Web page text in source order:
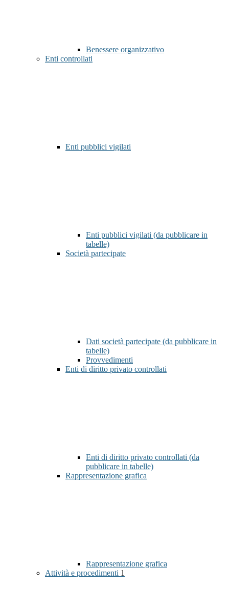
Benessere organizzativo
Enti controllati
Enti pubblici vigilati
Enti pubblici vigilati (da pubblicare in
tabelle)
Società partecipate
Dati società partecipate (da pubblicare in
tabelle)
Provvedimenti
Enti di diritto privato controllati
Enti di diritto privato controllati (da
pubblicare in tabelle)
Rappresentazione grafica
Rappresentazione grafica
Attività e procedimenti 1